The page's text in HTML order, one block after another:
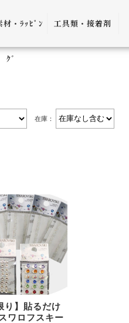
材・ﾗｯﾋﾟﾝ
ｸﾞ
コ素材
工具類・接着剤
ピンセット
パー
便利グッズ・そ
書籍・レシピ
在庫：
り】貼るだけ
ワロフスキー